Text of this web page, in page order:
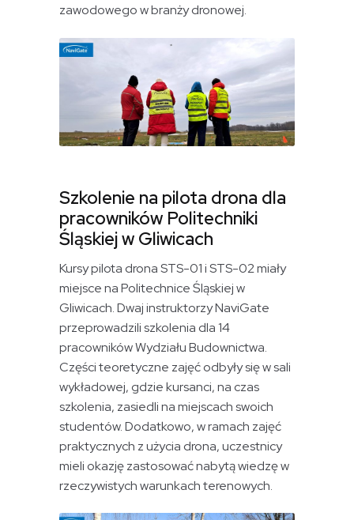
zawodowego w branży dronowej.
Szkolenie na pilota drona dla
pracowników Politechniki
Śląskiej w Gliwicach
Kursy pilota drona STS-01 i STS-02 miały
miejsce na Politechnice Śląskiej w
Gliwicach. Dwaj instruktorzy NaviGate
przeprowadzili szkolenia dla 14
pracowników Wydziału Budownictwa.
Części teoretyczne zajęć odbyły się w sali
wykładowej, gdzie kursanci, na czas
szkolenia, zasiedli na miejscach swoich
studentów. Dodatkowo, w ramach zajęć
praktycznych z użycia drona, uczestnicy
mieli okazję zastosować nabytą wiedzę w
rzeczywistych warunkach terenowych.